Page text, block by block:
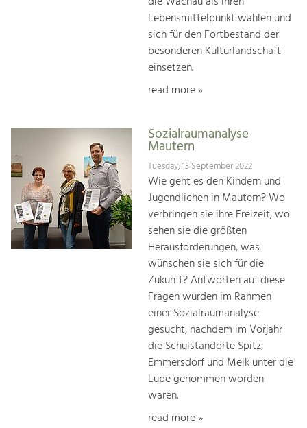
Lebensmittelpunkt wählen und
sich für den Fortbestand der
besonderen Kulturlandschaft
einsetzen.
read more »
Sozialraumanalyse
Mautern
Tuesday, 13 September 2022
Wie geht es den Kindern und
Jugendlichen in Mautern? Wo
verbringen sie ihre Freizeit, wo
sehen sie die größten
Herausforderungen, was
wünschen sie sich für die
Zukunft? Antworten auf diese
Fragen wurden im Rahmen
einer Sozialraumanalyse
gesucht, nachdem im Vorjahr
die Schulstandorte Spitz,
Emmersdorf und Melk unter die
Lupe genommen worden
waren.
read more »